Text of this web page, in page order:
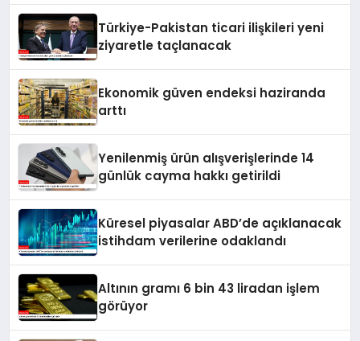
Türkiye-Pakistan ticari ilişkileri yeni
ziyaretle taçlanacak
Ekonomik güven endeksi haziranda
arttı
Yenilenmiş ürün alışverişlerinde 14
günlük cayma hakkı getirildi
Küresel piyasalar ABD’de açıklanacak
istihdam verilerine odaklandı
Altının gramı 6 bin 43 liradan işlem
görüyor